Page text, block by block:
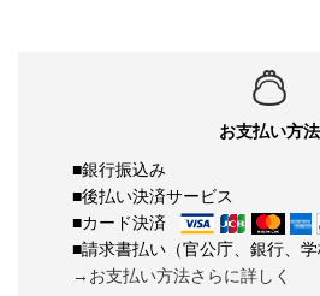
お支払い方法
■銀行振込み
■後払い決済サービス
■カード決済
■請求書払い（官公庁、銀行、学
→お支払い方法さらに詳しく